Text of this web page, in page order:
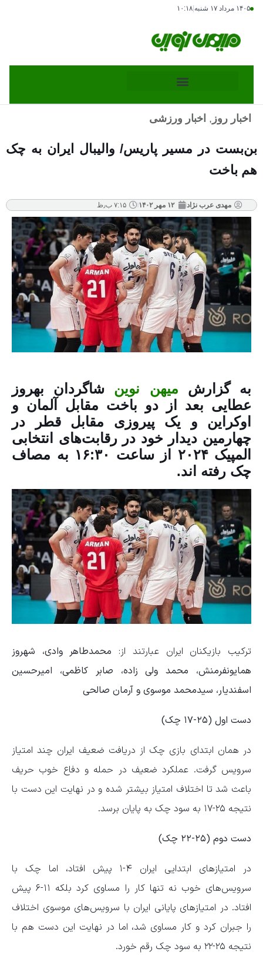
۱۴۰۵ مرداد ۱۷ شنبه ۱۰:۱۸
اخبار روز , اخبار ورزشی
بن‌بست در مسیر پاریس/ والیبال ایران به چک
هم باخت
مهدی عرب نژاد ۱۲ مهر ۱۴۰۲ ۷:۱۵ ب٫ظ
به گزارش میهن نوین شاگردان بهروز
عطایی بعد از دو باخت مقابل آلمان و
اوکراین و یک پیروزی مقابل قطر در
چهارمین دیدار خود در رقابت‌های انتخابی
المپیک ۲۰۲۴ از ساعت ۱۶:۳۰ به مصاف
چک رفته اند.
ترکیب بازیکنان ایران عبارتند از: محمدطاهر وادی، شهروز
همایونفرمنش، محمد ولی زاده، صابر کاظمی، امیرحسین
اسفندیار، سیدمحمد موسوی و آرمان صالحی
دست اول (۲۵-۱۷ چک)
در همان ابتدای بازی چک از دریافت ضعیف ایران چند امتیاز
سرویس گرفت. عملکرد ضعیف در حمله و دفاع خوب حریف
باعث شد تا اختلاف امتیاز بیشتر شده و در نهایت این دست با
نتیجه ۲۵-۱۷ به سود چک به پایان برسد.
دست دوم (۲۵-۲۲ چک)
در امتیاز‌های ابتدایی ایران ۴-۱ پیش افتاد، اما چک با
سرویس‌های خوب نه تنها کار را مساوی کرد بلکه ۱۱-۶ پیش
افتاد. در امتیاز‌های پایانی ایران با سرویس‌های موسوی اختلاف
را جبران کرد و کار مساوی شد، اما در نهایت این دست هم با
نتیجه ۲۵-۲۲ به سود چک رقم خورد.